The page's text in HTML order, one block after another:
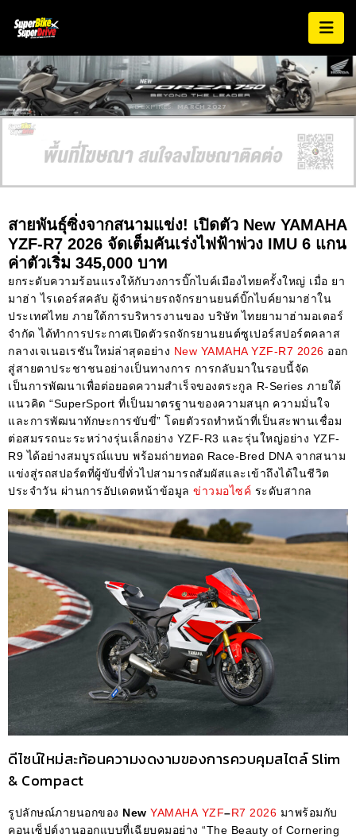
AD EXPIRES: MARCH 2027
สายพันธุ์ซิ่งจากสนามแข่ง! เปิดตัว New YAMAHA
YZF-R7 2026 จัดเต็มคันเร่งไฟฟ้าพ่วง IMU 6 แกน
ค่าตัวเริ่ม 345,000 บาท
ยกระดับความร้อนแรงให้กับวงการบิ๊กไบค์เมืองไทยครั้งใหญ่ เมื่อ ยา
มาฮ่า ไรเดอร์สคลับ ผู้จำหน่ายรถจักรยานยนต์บิ๊กไบค์ยามาฮ่าใน
ประเทศไทย ภายใต้การบริหารงานของ บริษัท ไทยยามาฮ่ามอเตอร์
จำกัด ได้ทำการประกาศเปิดตัวรถจักรยานยนต์ซูเปอร์สปอร์ตคลาส
กลางเจเนอเรชันใหม่ล่าสุดอย่าง New YAMAHA YZF-R7 2026 ออก
สู่สายตาประชาชนอย่างเป็นทางการ การกลับมาในรอบนี้จัด
เป็นการพัฒนาเพื่อต่อยอดความสำเร็จของตระกูล R-Series ภายใต้
แนวคิด “SuperSport ที่เป็นมาตรฐานของความสนุก ความมั่นใจ
และการพัฒนาทักษะการขับขี่” โดยตัวรถทำหน้าที่เป็นสะพานเชื่อม
ต่อสมรรถนะระหว่างรุ่นเล็กอย่าง YZF-R3 และรุ่นใหญ่อย่าง YZF-
R9 ได้อย่างสมบูรณ์แบบ พร้อมถ่ายทอด Race-Bred DNA จากสนาม
แข่งสู่รถสปอร์ตที่ผู้ขับขี่ทั่วไปสามารถสัมผัสและเข้าถึงได้ในชีวิต
ประจำวัน ผ่านการอัปเดตหน้าข้อมูล ข่าวมอไซค์ ระดับสากล
ดีไซน์ใหม่สะท้อนความงดงามของการควบคุมสไตล์ Slim
& Compact
รูปลักษณ์ภายนอกของ New YAMAHA YZF–R7 2026 มาพร้อมกับ
คอนเซ็ปต์งานออกแบบที่เฉียบคมอย่าง “The Beauty of Cornering